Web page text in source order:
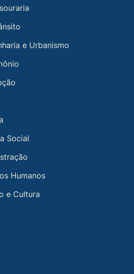
e Urbanismo
Social
Humanos
e Cultura